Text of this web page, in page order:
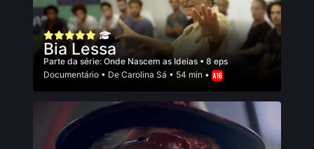
Bia Lessa
Parte da série: Onde Nascem as Ideias • 8 eps
Documentário • De Carolina Sá • 54 min •